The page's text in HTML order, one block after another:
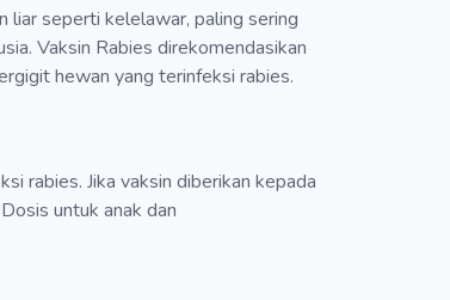
liar seperti kelelawar, paling sering
Vaksin Rabies direkomendasikan
hewan yang terinfeksi rabies.
rabies. Jika vaksin diberikan kepada
untuk anak dan